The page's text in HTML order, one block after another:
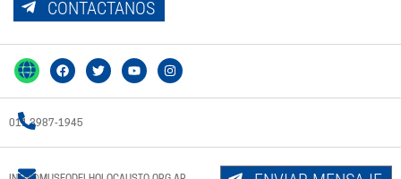
CONTACTANOS
011 3987-1945